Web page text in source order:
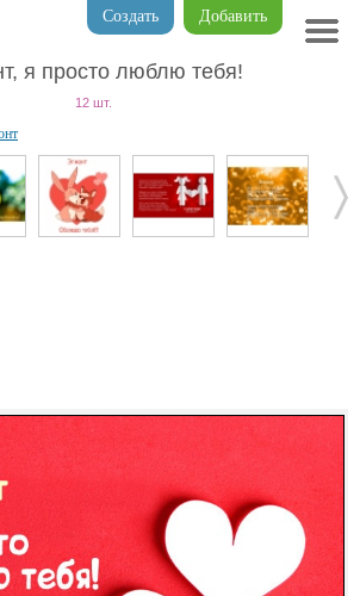
Добавить
Создать
я просто люблю тебя!
12 шт.